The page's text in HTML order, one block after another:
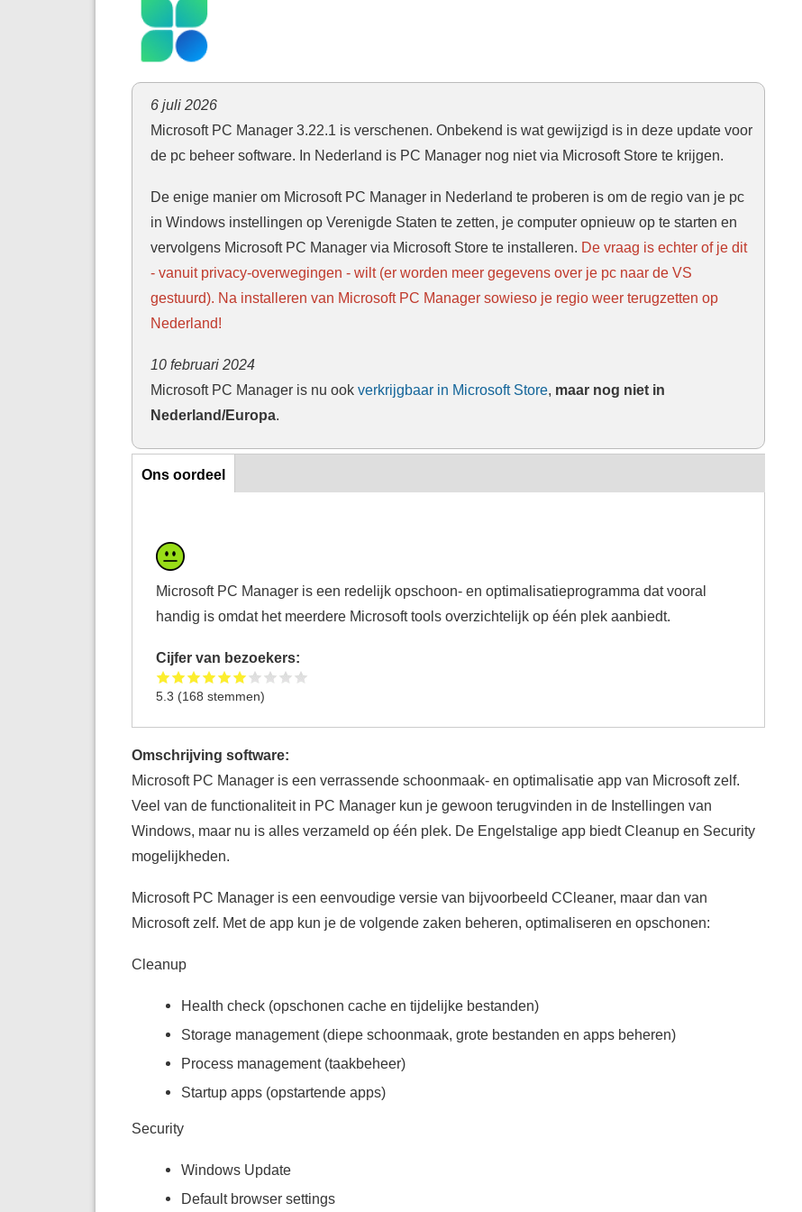
6 juli 2026
Microsoft PC Manager 3.22.1 is verschenen. Onbekend is wat gewijzigd is in deze update voor
de pc beheer software. In Nederland is PC Manager nog niet via Microsoft Store te krijgen.
De enige manier om Microsoft PC Manager in Nederland te proberen is om de regio van je pc
in Windows instellingen op Verenigde Staten te zetten, je computer opnieuw op te starten en
vervolgens Microsoft PC Manager via Microsoft Store te installeren. De vraag is echter of je dit
- vanuit privacy-overwegingen - wilt (er worden meer gegevens over je pc naar de VS
gestuurd). Na installeren van Microsoft PC Manager sowieso je regio weer terugzetten op
Nederland!
10 februari 2024
Microsoft PC Manager is nu ook verkrijgbaar in Microsoft Store, maar nog niet in
Nederland/Europa.
Ons oordeel
Ons oordeel
Microsoft PC Manager is een redelijk opschoon- en optimalisatieprogramma dat vooral
handig is omdat het meerdere Microsoft tools overzichtelijk op één plek aanbiedt.
Cijfer van bezoekers:
5.3 (168 stemmen)
Omschrijving software:
Microsoft PC Manager is een verrassende schoonmaak- en optimalisatie app van Microsoft zelf.
Veel van de functionaliteit in PC Manager kun je gewoon terugvinden in de Instellingen van
Windows, maar nu is alles verzameld op één plek. De Engelstalige app biedt Cleanup en Security
mogelijkheden.
Microsoft PC Manager is een eenvoudige versie van bijvoorbeeld CCleaner, maar dan van
Microsoft zelf. Met de app kun je de volgende zaken beheren, optimaliseren en opschonen:
Cleanup
Health check (opschonen cache en tijdelijke bestanden)
Storage management (diepe schoonmaak, grote bestanden en apps beheren)
Process management (taakbeheer)
Startup apps (opstartende apps)
Security
Windows Update
Default browser settings